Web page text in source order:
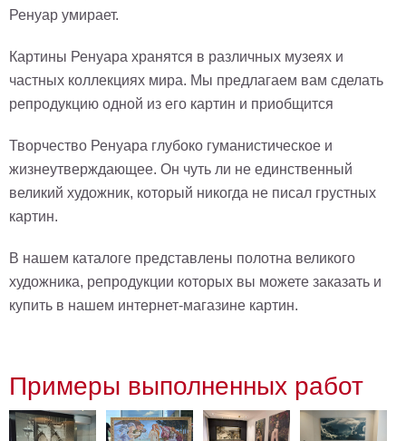
Ренуар умирает.
Картины Ренуара хранятся в различных музеях и
частных коллекциях мира. Мы предлагаем вам сделать
репродукцию одной из его картин и приобщится
Творчество Ренуара глубоко гуманистическое и
жизнеутверждающее. Он чуть ли не единственный
великий художник, который никогда не писал грустных
картин.
В нашем каталоге представлены полотна великого
художника, репродукции которых вы можете заказать и
купить в нашем интернет-магазине картин.
Примеры выполненных работ